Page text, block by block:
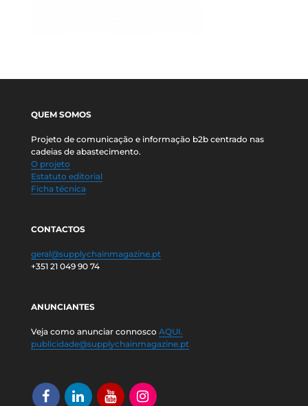
QUEM SOMOS
Projeto de comunicação e informação b2b centrado nas
cadeias de abastecimento.
O projeto
Estatuto editorial
Ficha técnica
CONTACTOS
geral@supplychainmagazine.pt
+351 21 049 90 74
ANUNCIANTES
Veja como anunciar connosco AQUI.
publicidade@supplychainmagazine.pt